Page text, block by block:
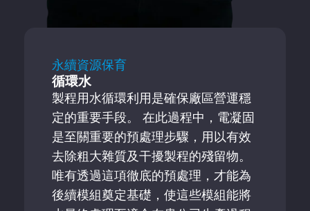
永續資源保育
循環水
製程用水循環利用是確保廠區營運穩
定的重要手段。 在此過程中，電凝固
是至關重要的預處理步驟，用以有效
去除粗大雜質及干擾製程的殘留物。
唯有透過這項徹底的預處理，才能為
後續模組奠定基礎，使這些模組能將